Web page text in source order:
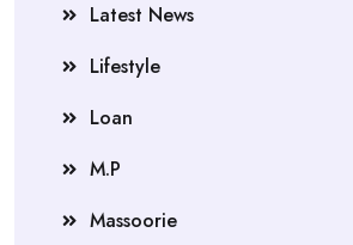
Latest News
Lifestyle
Loan
M.P
Massoorie